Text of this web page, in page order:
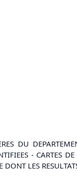
DU
- CARTES DE
LES